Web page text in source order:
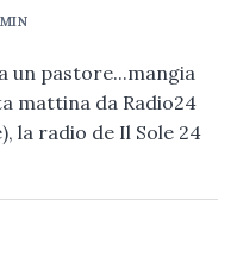
un pastore...mangia
mattina da Radio24
la radio de Il Sole 24